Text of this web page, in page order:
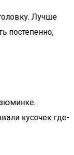
Лучше
постепенно,
кусочек где-